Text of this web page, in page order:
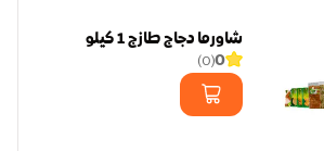
شاورما دجاج طازج 1 كيلو
0
(
0
)